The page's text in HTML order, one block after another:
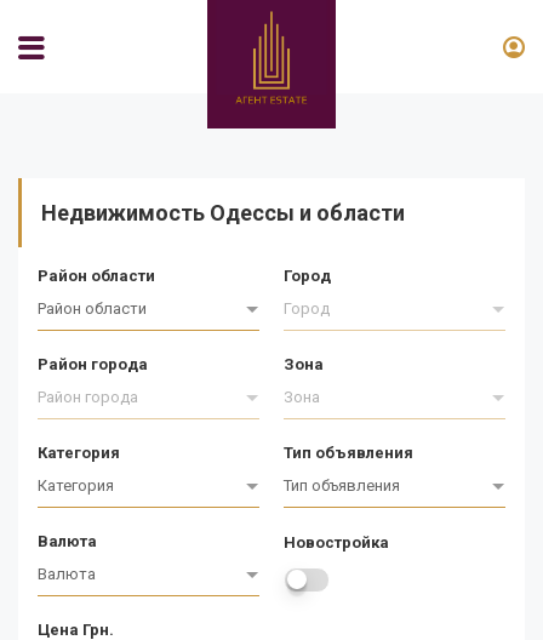
Недвижимость Одессы и области
Район области
Район области
Город
Город
Район города
Район города
Зона
Зона
Категория
Категория
Тип объявления
Тип объявления
Валюта
Валюта
Новостройка
Цена Грн.